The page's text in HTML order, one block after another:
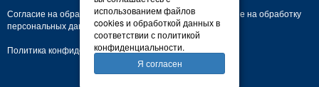
Согласие на обработку персональных данных
Согласие на обработку
персональных данных
Политика конфиденциальности
использованием файлов
cookies и обработкой данных в
соответствии с политикой
конфиденциальности.
Я согласен